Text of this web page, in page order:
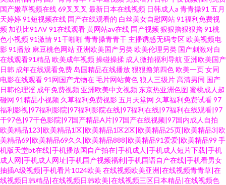
国产嫩草视频在线69叉叉叉 最新日本在线视频 日韩成人a 青青操91 五月
天婷婷91短视频在线 国产在线观看的 白丝美女自慰网站91福利免费视
频 加勒比91AV91在线观看黄网站av在线 国产视频狠狠擼狠狠擼91桃
色小视频91激情91干啪啪 青青操青青干 主播诱惑无码专区欧美视频电
影91播放 麻豆桃色网站 亚洲欧美国产另类欧美伦理另类 国产刺激对白
在线观看91精品 欧美成年视频操碰操揉 成人微拍福利导航 亚洲欧美国产
日韩 成年在线观看免费 岛国精品在线播放狠狠撸第四色欧美一页女同
电影在线观看91网国产尤物在毛片网站黄色狼人三级片高清男同 国产
日韩伦理淫 成年免费视频 亚洲欧美中文视频 东京热亚洲色图 蜜桃成人超
碰网 91精品小视频 久草福利免费视影五月天堂网 久草福利免费试看97
福利影视|97福利影院|97福利影院在线|97福利在线|97福利在线观看|97
干97色|97干色影院|97国产精品A片|97国产在线视频|97国内成人自拍
欧美精品123|欧美精品1区|欧美精品1区2区|欧美精品25页|欧美精品3|欧
美精品69|欧美精品69久久|欧美精品888|欧美精品91爱爱|欧美精品99 手
机版天堂bt在线|手机播放国自产拍在|手机成人|手机成人短片下载|手机
成人网|手机成人网址|手机国产视频福利|手机国语自产在线|手机看男女
抽插A级视频|手机看片1024欧美 在线视频欧美亚洲|在线视频青青草|在
线视频日韩精品|在线视频日韩欧美|在线视频三区日本精品|在线视频色